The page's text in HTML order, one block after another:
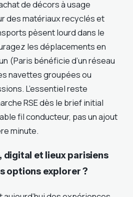
de décors à usage
des matériaux recyclés et
pèsent lourd dans le
les déplacements en
(Paris bénéficie d’un réseau
navettes groupées ou
L’essentiel reste
RSE dès le brief initial
fil conducteur, pas un ajout
minute.
digital et lieux parisiens
options explorer ?